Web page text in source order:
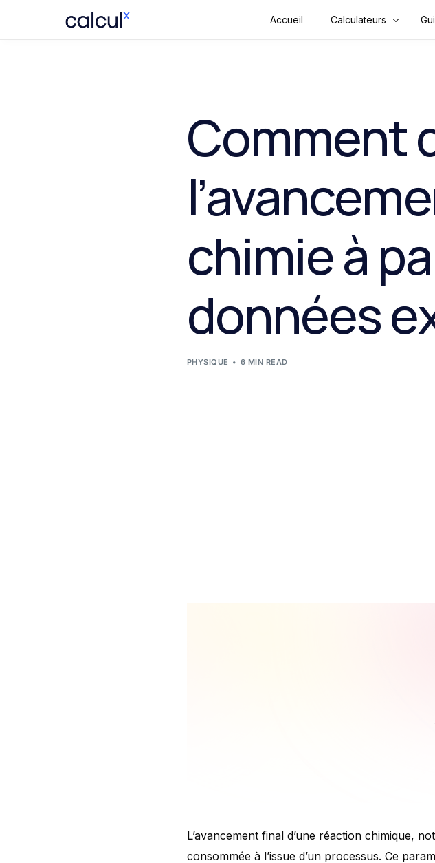
Accueil Calculateurs
Convertisseurs
Construction
Physique
Sport & Fitness
Tools & Outils en
Vie quotidienne
Comment
chimie à
données
PHYSIQUE 6 MIN READ
L’avancement final d’une réaction chimique,
consommée à l’issue d’un processus. Ce